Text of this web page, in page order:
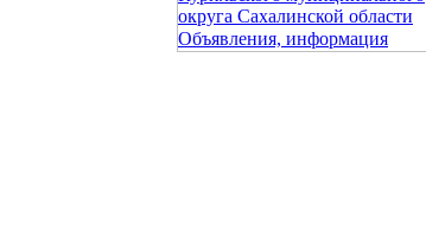
округа Сахалинской области
Объявления, информация